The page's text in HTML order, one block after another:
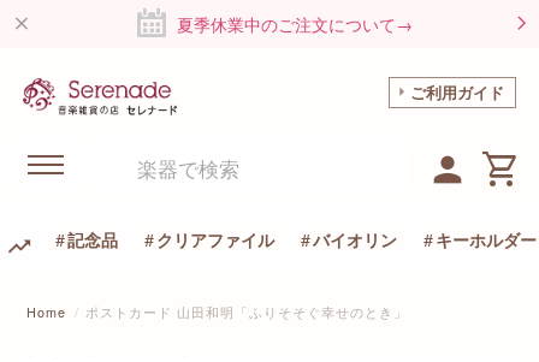
夏季休業中のご注文について→
ご利用ガイド
記念品 クリアファイル バイオリン キーホルダー
Home ポストカード 山田和明「ふりそそぐ幸せのとき」